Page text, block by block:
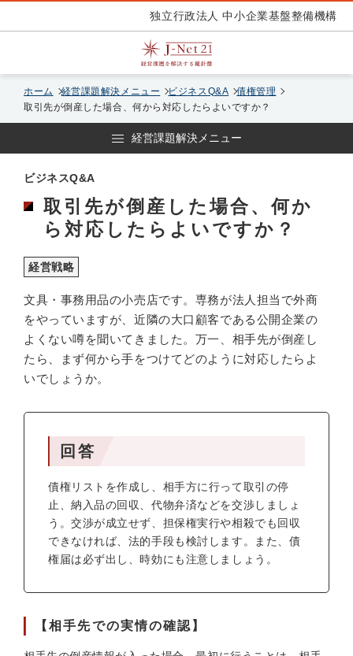
独立行政法人 中小企業基盤整備機構
ホーム 経営課題解決メニュー ビジネスQ&A
債権管理
取引先が倒産した場合、何から対応したらよいですか？
経営課題解決メニュー
ビジネスQ&A
取引先が倒産した場合、何か
ら対応したらよいですか？
経営戦略
文具・事務用品の小売店です。専務が法人担当で外商
をやっていますが、近隣の大口顧客である公開企業の
よくない噂を聞いてきました。万一、相手先が倒産し
たら、まず何から手をつけてどのように対応したらよ
いでしょうか。
回答
債権リストを作成し、相手方に行って取引の停
止、納入品の回収、代物弁済などを交渉しましょ
う。交渉が成立せず、担保権実行や相殺でも回収
できなければ、法的手段も検討します。また、債
権届は必ず出し、時効にも注意しましょう。
【相手先での実情の確認】